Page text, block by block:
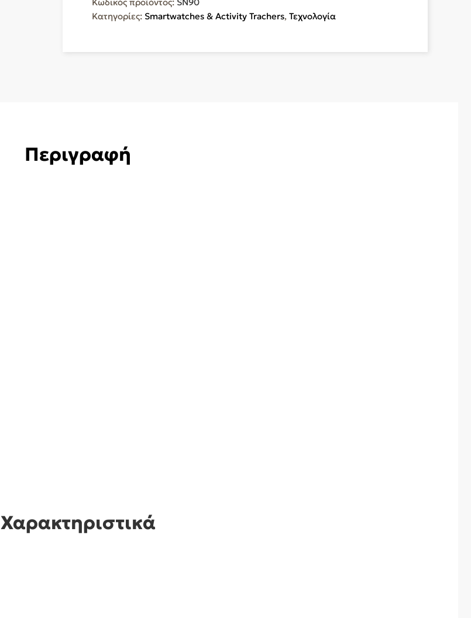
(Μαύρο)
SN90
Κωδικός προϊόντος: SN90
Κατηγορίες: Smartwatches & Activity Trachers, Τεχνολογία
Περιγραφή
Χαρακτηριστικά